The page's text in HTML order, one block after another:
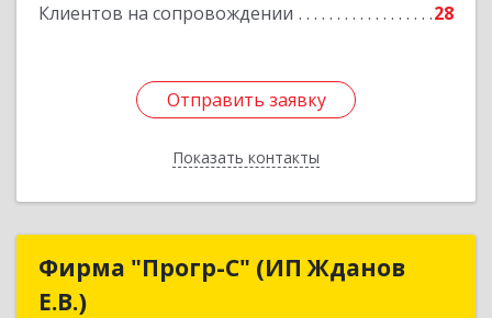
Клиентов на сопровождении 28
Отправить заявку
Показать контакты
Отправить заявку
Назад
Фирма "Прогр-С" (ИП Жданов
Е.В.)
Фирма "Прогр-С" (ИП Жданов